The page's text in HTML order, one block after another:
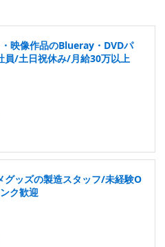
映像作品のBlueray・DVDパ
員/土日祝休み/月給30万以上
グッズの製造スタッフ/未経験O
ク歓迎